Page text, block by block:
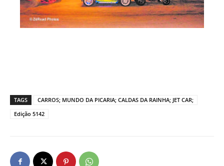
TAGS
CARROS; MUNDO DA PICARIA; CALDAS DA RAINHA; JET CAR;
Edição 5142